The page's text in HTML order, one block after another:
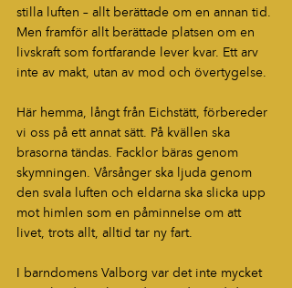
stilla luften – allt berättade om en annan tid.
Men framför allt berättade platsen om en
livskraft som fortfarande lever kvar. Ett arv
inte av makt, utan av mod och övertygelse.
Här hemma, långt från Eichstätt, förbereder
vi oss på ett annat sätt. På kvällen ska
brasorna tändas. Facklor bäras genom
skymningen. Vårsånger ska ljuda genom
den svala luften och eldarna ska slicka upp
mot himlen som en påminnelse om att
livet, trots allt, alltid tar ny fart.
I barndomens Valborg var det inte mycket